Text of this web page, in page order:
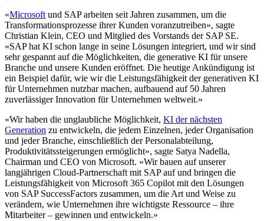
«Microsoft und SAP arbeiten seit Jahren zusammen, um die
Transformationsprozesse ihrer Kunden voranzutreiben», sagte
Christian Klein, CEO und Mitglied des Vorstands der SAP SE.
«SAP hat KI schon lange in seine Lösungen integriert, und wir sind
sehr gespannt auf die Möglichkeiten, die generative KI für unsere
Branche und unsere Kunden eröffnet. Die heutige Ankündigung ist
ein Beispiel dafür, wie wir die Leistungsfähigkeit der generativen KI
für Unternehmen nutzbar machen, aufbauend auf 50 Jahren
zuverlässiger Innovation für Unternehmen weltweit.»
«Wir haben die unglaubliche Möglichkeit, KI der nächsten
Generation zu entwickeln, die jedem Einzelnen, jeder Organisation
und jeder Branche, einschließlich der Personalabteilung,
Produktivitätssteigerungen ermöglicht», sagte Satya Nadella,
Chairman und CEO von Microsoft. «Wir bauen auf unserer
langjährigen Cloud-Partnerschaft mit SAP auf und bringen die
Leistungsfähigkeit von Microsoft 365 Copilot mit den Lösungen
von SAP SuccessFactors zusammen, um die Art und Weise zu
verändern, wie Unternehmen ihre wichtigste Ressource – ihre
Mitarbeiter – gewinnen und entwickeln.»